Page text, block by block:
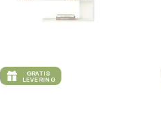
GRATIS
LEVERING